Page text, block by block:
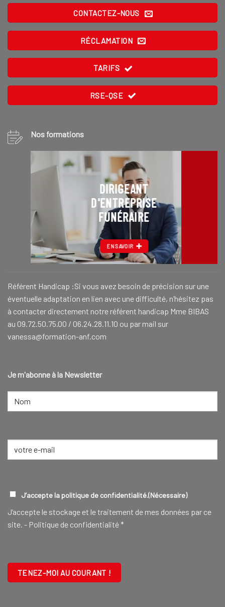
CONTACTEZ-NOUS
RÉCLAMATION
TARIFS
RSE-QSE
Nos formations
DIRIGEANT
D'ENTREPRISE
FUNÉRAIRE
EN SAVOIR
Référent Handicap :Si vous avez besoin de précision sur une
éventuelle adaptation en lien avec une difficulté, n’hésitez pas
à contacter directement notre référent handicap Mme BIBAS
au 09.72.50.75.00 / 06.24.28.11.10 ou par mail sur
vanessa@formation-anf.com
Je m'abonne à la Newsletter
NOM
RGPD(NÉCESSAIRE)
J’accepte la politique de confidentialité.(Nécessaire)
J‘accepte le stockage et le traitement de mes données par ce
site. - Politique de confidentialité*